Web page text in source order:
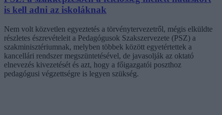
is kell adni az iskoláknak
Nem volt közvetlen egyeztetés a törvénytervezetről, mégis elküldte
részletes észrevételeit a Pedagógusok Szakszervezete (PSZ) a
szakminisztériumnak, melyben többek között egyetértettek a
kancellári rendszer megszüntetésével, de javasolják az oktató
elnevezés kivezetését és azt, hogy a főigazgatói poszthoz
pedagógusi végzettségre is legyen szükség.